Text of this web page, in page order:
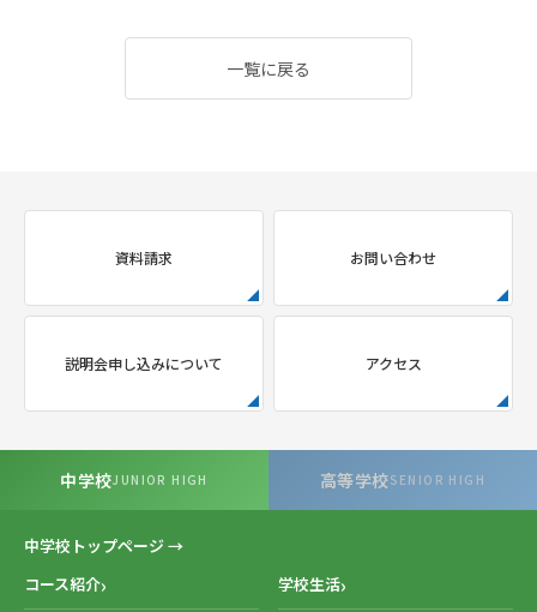
一覧に戻る
資料請求 お問い合わせ
説明会申し込みについて アクセス
中学校JUNIOR HIGH 高等学校SENIOR HIGH
中学校トップページ →
コース紹介
学校生活